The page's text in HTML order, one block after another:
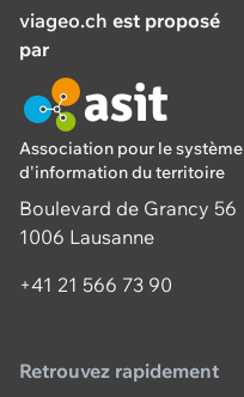
viageo.ch est proposé
par
Association pour le système
d'information du territoire
Boulevard de Grancy 56
1006 Lausanne
+41 21 566 73 90
Retrouvez rapidement